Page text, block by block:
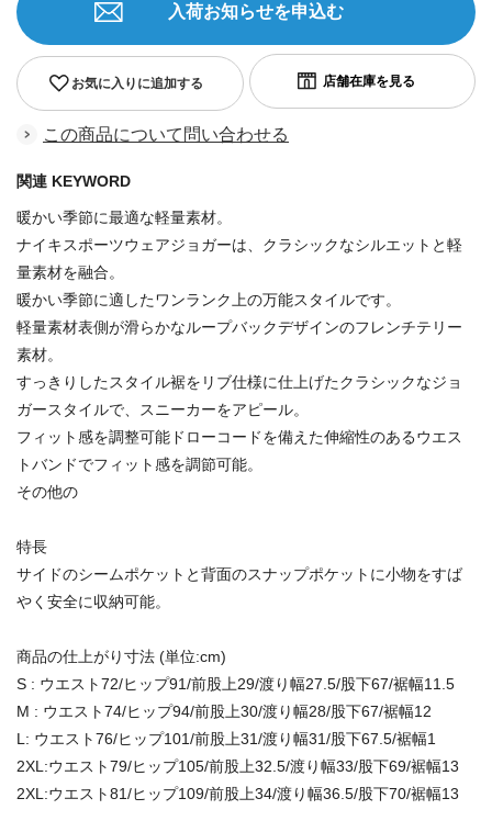
お気に入りに追加する
入荷お知らせを申込む
この商品について問い合わせる
関連 KEYWORD
暖かい季節に最適な軽量素材。
ナイキスポーツウェアジョガーは、クラシックなシルエットと軽
量素材を融合。
暖かい季節に適したワンランク上の万能スタイルです。
軽量素材表側が滑らかなループバックデザインのフレンチテリー
素材。
すっきりしたスタイル裾をリブ仕様に仕上げたクラシックなジョ
ガースタイルで、スニーカーをアピール。
フィット感を調整可能ドローコードを備えた伸縮性のあるウエス
トバンドでフィット感を調節可能。
その他の
特長
サイドのシームポケットと背面のスナップポケットに小物をすば
やく安全に収納可能。
商品の仕上がり寸法 (単位:cm)
S : ウエスト72/ヒップ91/前股上29/渡り幅27.5/股下67/裾幅11.5
M : ウエスト74/ヒップ94/前股上30/渡り幅28/股下67/裾幅12
L: ウエスト76/ヒップ101/前股上31/渡り幅31/股下67.5/裾幅1
2XL:ウエスト79/ヒップ105/前股上32.5/渡り幅33/股下69/裾幅13
2XL:ウエスト81/ヒップ109/前股上34/渡り幅36.5/股下70/裾幅13